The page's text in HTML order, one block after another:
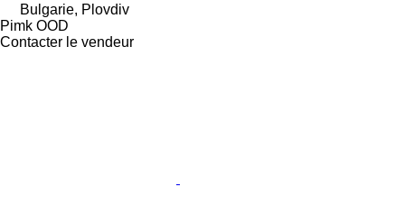
Bulgarie, Plovdiv
Pimk OOD
Contacter le vendeur